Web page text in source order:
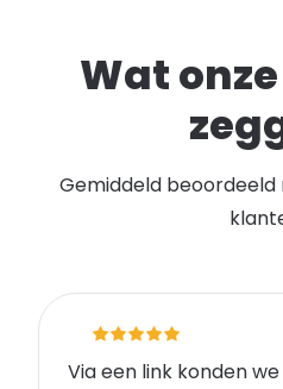
Wat
Gemiddeld
Via een link konden